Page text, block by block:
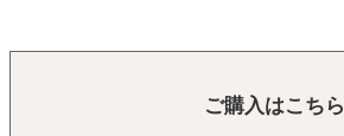
ご購入はこちら